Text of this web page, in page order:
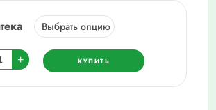
+ КУПИТЬ